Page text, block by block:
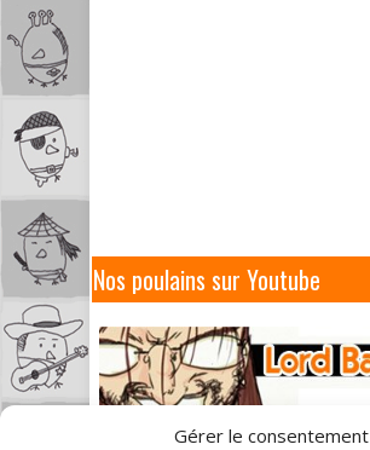
Gérer le consentement
Nos poulains sur Youtube